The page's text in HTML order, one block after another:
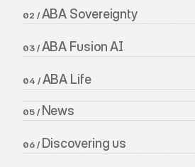
02 / ABA Sovereignty
03 / ABA Fusion AI
04 / ABA Life
05 / News
06 / Discovering us